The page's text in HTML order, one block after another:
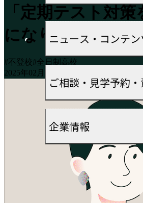
ニュース・コンテン
ご相談・見学予約
企業情報
「定期テスト対策
になりました」
#不登校#全日制高校
2025年02月25日